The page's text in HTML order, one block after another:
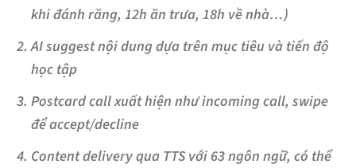
khi đánh răng, 12h ăn trưa, 18h về nhà…)
AI suggest nội dungdựa trên mục tiêu và tiến độ
học tập
Postcard callxuất hiện như incoming call, swipe
để accept/decline
Content deliveryqua TTS với 63 ngôn ngữ, có thể